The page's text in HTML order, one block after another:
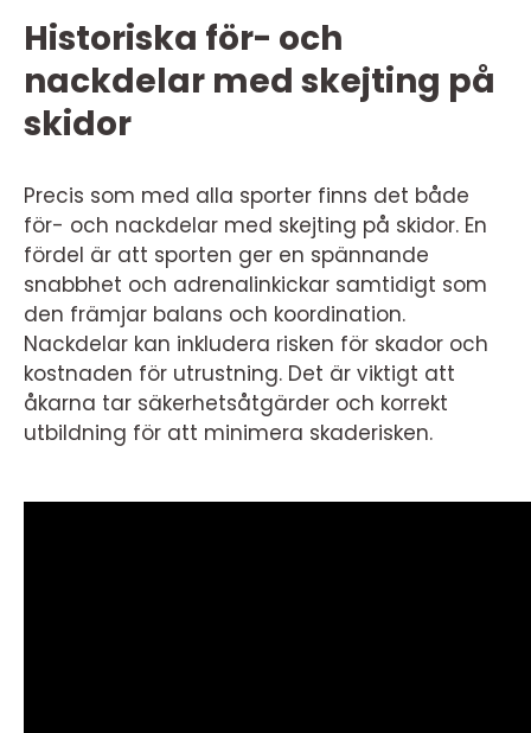
Historiska för- och
nackdelar med skejting på
skidor
Precis som med alla sporter finns det både
för- och nackdelar med skejting på skidor. En
fördel är att sporten ger en spännande
snabbhet och adrenalinkickar samtidigt som
den främjar balans och koordination.
Nackdelar kan inkludera risken för skador och
kostnaden för utrustning. Det är viktigt att
åkarna tar säkerhetsåtgärder och korrekt
utbildning för att minimera skaderisken.